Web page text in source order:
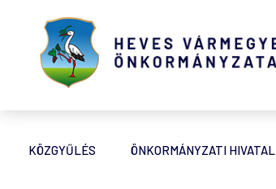
KÖZGYŰLÉS ÖNKORMÁNYZATI HIVATAL